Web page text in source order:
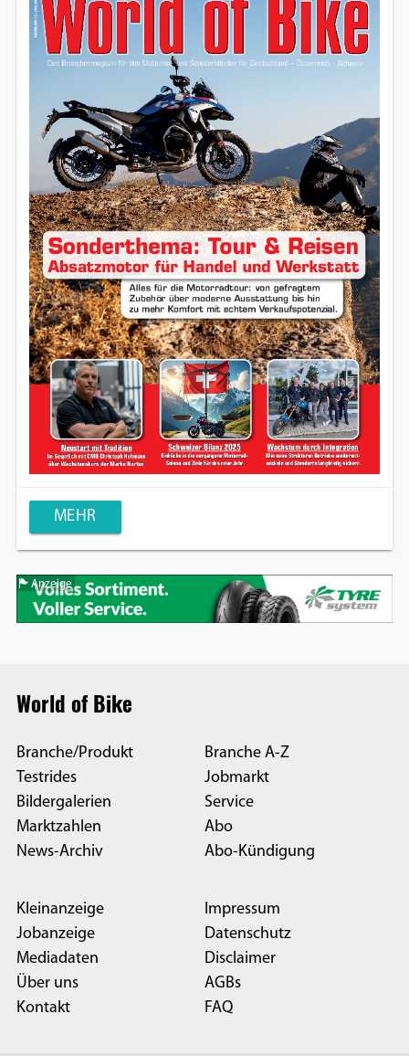
MEHR
Anzeige
World of Bike
Branche/Produkt
Testrides
Bildergalerien
Marktzahlen
News-Archiv
Branche A-Z
Jobmarkt
Service
Abo
Abo-Kündigung
Kleinanzeige
Jobanzeige
Mediadaten
Über uns
Kontakt
Impressum
Datenschutz
Disclaimer
AGBs
FAQ